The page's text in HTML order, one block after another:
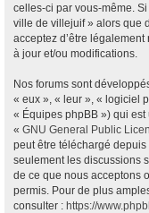
celles-ci par vous-même.
ville de villejuif » alors que
acceptez d’être
à jour et/ou modifications.
Nos forums sont
« eux », « leur », « logiciel
« Équipes phpBB ») qui
« GNU General Public
peut être téléchargé depuis
seulement les discussions
de ce que nous acceptons
permis. Pour de plus
consulter : https://